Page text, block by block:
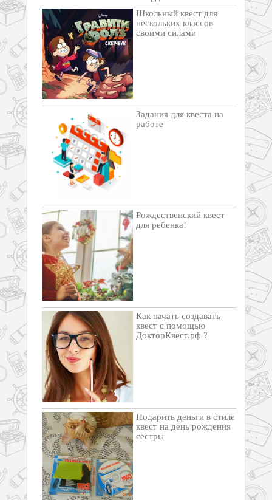
Школьный квест для
нескольких классов
своими силами
Задания для квеста на
работе
Рождественский квест
для ребенка!
Как начать создавать
квест с помощью
ДокторКвест.рф ?
Подарить деньги в стиле
квест на день рождения
сестры